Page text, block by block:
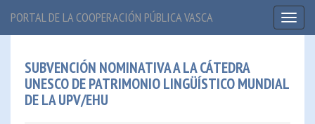
PORTAL DE LA COOPERACIÓN PÚBLICA VASCA
SUBVENCIÓN NOMINATIVA A LA CÁTEDRA
UNESCO DE PATRIMONIO LINGÜÍSTICO MUNDIAL
DE LA UPV/EHU